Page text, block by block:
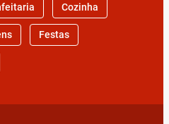
Cozinha
Festas